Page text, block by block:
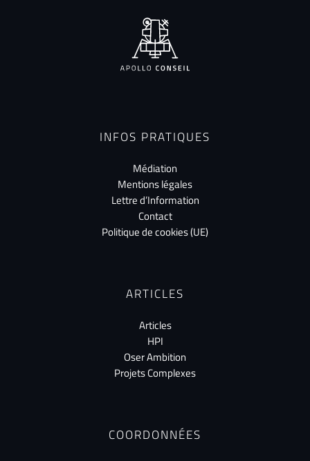
INFOS PRATIQUES
Médiation
Mentions légales
Lettre d’Information
Contact
Politique de cookies (UE)
ARTICLES
Articles
HPI
Oser Ambition
Projets Complexes
COORDONNÉES